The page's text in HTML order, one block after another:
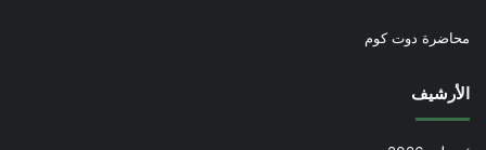
محاضرة دوت كوم
الأرشيف